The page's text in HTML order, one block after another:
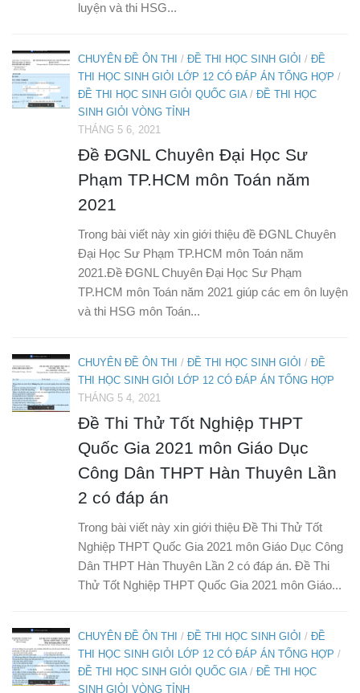
luyện và thi HSG...
CHUYÊN ĐỀ ÔN THI / ĐỀ THI HỌC SINH GIỎI / ĐỀ
THI HỌC SINH GIỎI LỚP 12 CÓ ĐÁP ÁN TỔNG HỢP /
ĐỀ THI HỌC SINH GIỎI QUỐC GIA/ ĐỀ THI HỌC
SINH GIỎI VÒNG TỈNH
THÁNG 5 6, 2021
Đề ĐGNL Chuyên Đại Học Sư
Phạm TP.HCM môn Toán năm
2021
Trong bài viết này xin giới thiệu đề ĐGNL Chuyên
Đại Học Sư Phạm TP.HCM môn Toán năm
2021.Đề ĐGNL Chuyên Đại Học Sư Phạm
TP.HCM môn Toán năm 2021 giúp các em ôn luyện
và thi HSG môn Toán...
CHUYÊN ĐỀ ÔN THI / ĐỀ THI HỌC SINH GIỎI / ĐỀ
THI HỌC SINH GIỎI LỚP 12 CÓ ĐÁP ÁN TỔNG HỢP
THÁNG 5 4, 2021
Đề Thi Thử Tốt Nghiệp THPT
Quốc Gia 2021 môn Giáo Dục
Công Dân THPT Hàn Thuyên Lần
2 có đáp án
Trong bài viết này xin giới thiệu Đề Thi Thử Tốt
Nghiệp THPT Quốc Gia 2021 môn Giáo Dục Công
Dân THPT Hàn Thuyên Lần 2 có đáp án. Đề Thi
Thử Tốt Nghiệp THPT Quốc Gia 2021 môn Giáo...
CHUYÊN ĐỀ ÔN THI / ĐỀ THI HỌC SINH GIỎI / ĐỀ
THI HỌC SINH GIỎI LỚP 12 CÓ ĐÁP ÁN TỔNG HỢP /
ĐỀ THI HỌC SINH GIỎI QUỐC GIA/ ĐỀ THI HỌC
SINH GIỎI VÒNG TỈNH